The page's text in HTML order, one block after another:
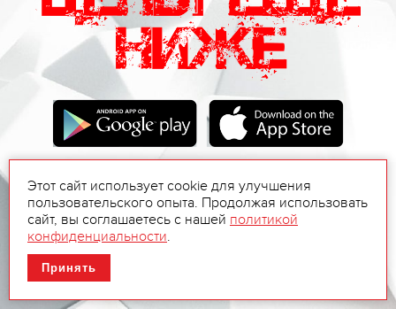
Этот сайт использует cookie для улучшения
пользовательского опыта. Продолжая использовать
сайт, вы соглашаетесь с нашей политикой
конфиденциальности.
Принять